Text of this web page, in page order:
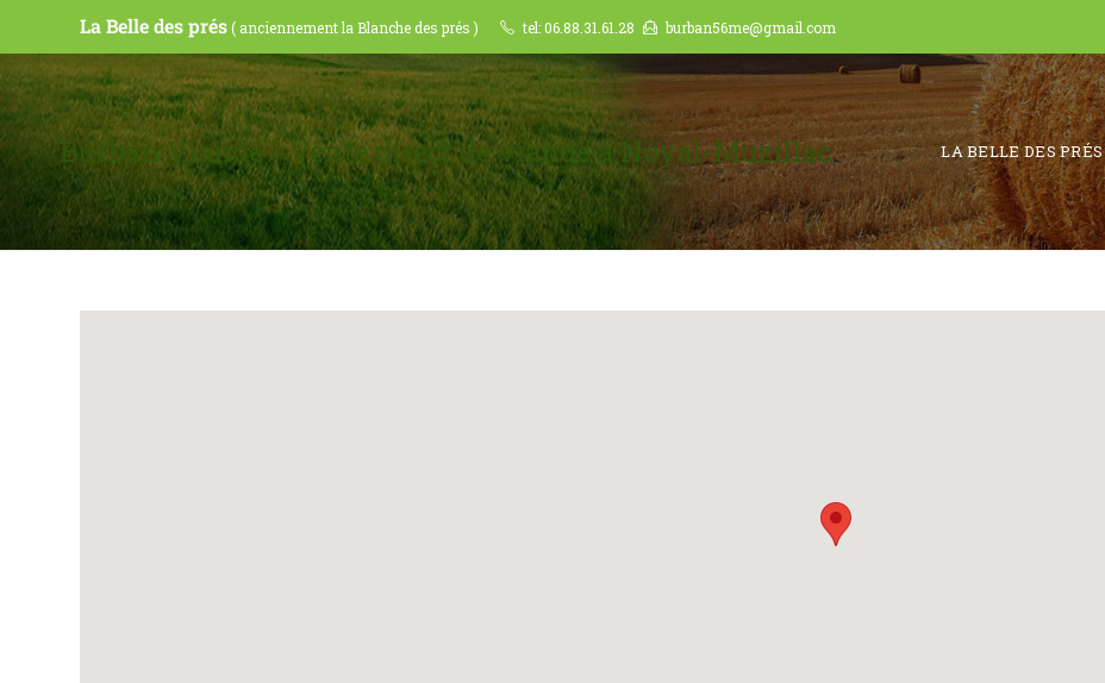
La Belle des prés( anciennement la Blanche des prés ) tel: 06.88.31.61.28 burban56me@gmail.com
Burban Viande - Vente direct de viande à Noyal-Muzillac LA BELLE DES PRÉS